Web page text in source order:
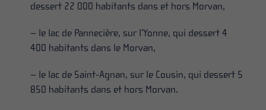
dessert 22 000 habitants dans et hors Morvan,
– le lac de Pannecière, sur l’Yonne, qui dessert 4
400 habitants dans le Morvan,
– le lac de Saint-Agnan, sur le Cousin, qui dessert 5
850 habitants dans et hors Morvan.